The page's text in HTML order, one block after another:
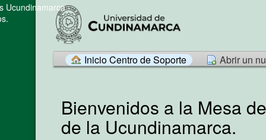
Inicio Centro de Soporte Abrir un
Bienvenidos a la Mesa
de la Ucundinamarca.
Ucundinamarca -